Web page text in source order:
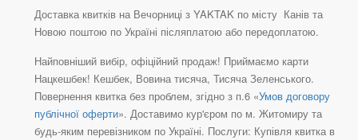
Доставка квитків на Вечорниці з YAKTAK по місту Канів та
Новою поштою по Україні післяплатою або передоплатою.
Найповніший вибір, офіційний продаж! Приймаємо карти
Нацкешбек! Кешбек, Вовина тисяча, Тисяча Зеленського.
Повернення квитка без проблем, згідно з п.6 «Умов договору
публічної оферти». Доставимо кур'єром по м. Житомиру та
будь-яким перевізником по Україні. Послуги: Купівля квитка в